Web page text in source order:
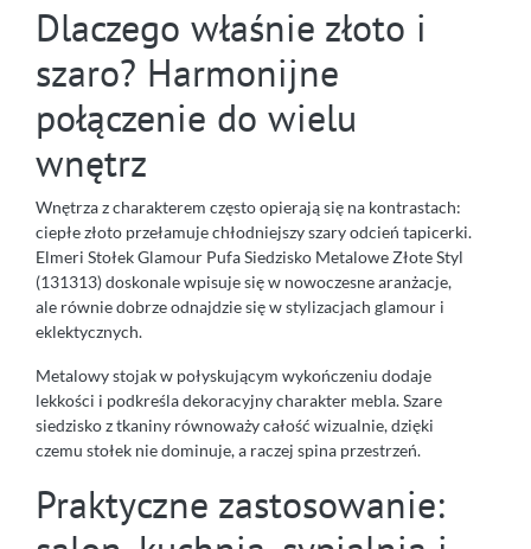
Dlaczego właśnie złoto i
szaro? Harmonijne
połączenie do wielu
wnętrz
Wnętrza z charakterem często opierają się na kontrastach:
ciepłe złoto przełamuje chłodniejszy szary odcień tapicerki.
Elmeri Stołek Glamour Pufa Siedzisko Metalowe Złote Styl
(131313) doskonale wpisuje się w nowoczesne aranżacje,
ale równie dobrze odnajdzie się w stylizacjach glamour i
eklektycznych.
Metalowy stojak w połyskującym wykończeniu dodaje
lekkości i podkreśla dekoracyjny charakter mebla. Szare
siedzisko z tkaniny równoważy całość wizualnie, dzięki
czemu stołek nie dominuje, a raczej spina przestrzeń.
Praktyczne zastosowanie: